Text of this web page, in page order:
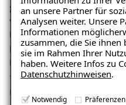
an unsere Partner für
Analysen weiter. Unsere
Informationen
zusammen, die Sie
sie im Rahmen Ihrer
haben. Weitere Infos zu
Datenschutzhinweisen.
Notwendig Präferenzen
geltenden Richtlinien
von
Umweltbundesamtes
Unser richtliniengetreues
fachgerechte Bewertung
mikrobiellen Schäden.
Ratgeber
– jetzt
E-Mail eingeben